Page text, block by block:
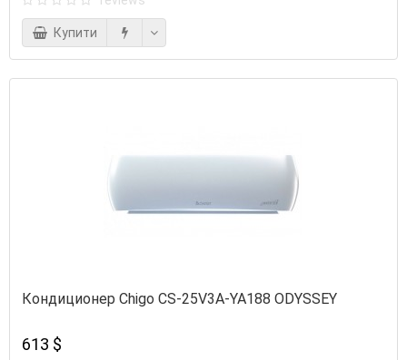
Купити
Кондиционер Chigo CS-25V3A-YA188 ODYSSEY
613 $